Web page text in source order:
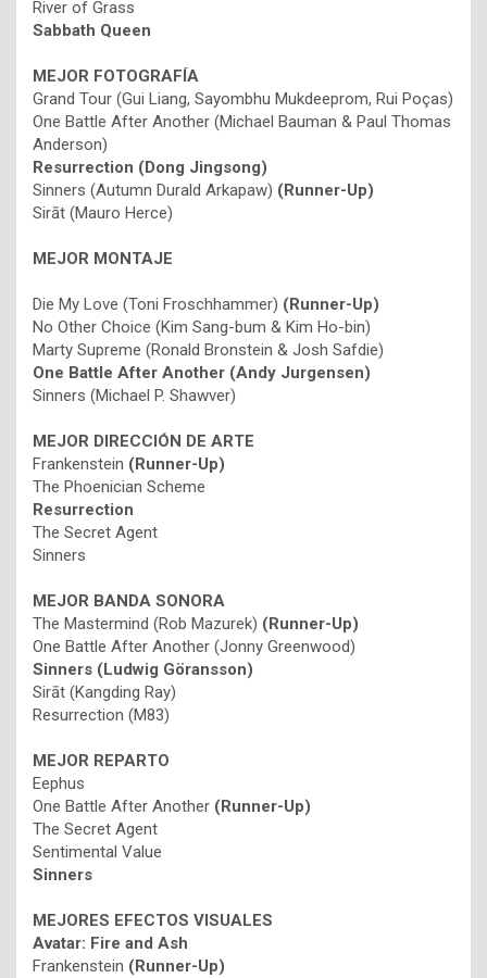
River of Grass
Sabbath Queen
MEJOR FOTOGRAFÍA
Grand Tour (Gui Liang, Sayombhu Mukdeeprom, Rui Poças)
One Battle After Another (Michael Bauman & Paul Thomas
Anderson)
Resurrection (Dong Jingsong)
Sinners (Autumn Durald Arkapaw) (Runner-Up)
Sirāt (Mauro Herce)
MEJOR MONTAJE
Die My Love (Toni Froschhammer) (Runner-Up)
No Other Choice (Kim Sang-bum & Kim Ho-bin)
Marty Supreme (Ronald Bronstein & Josh Safdie)
One Battle After Another (Andy Jurgensen)
Sinners (Michael P. Shawver)
MEJOR DIRECCIÓN DE ARTE
Frankenstein (Runner-Up)
The Phoenician Scheme
Resurrection
The Secret Agent
Sinners
MEJOR BANDA SONORA
The Mastermind (Rob Mazurek) (Runner-Up)
One Battle After Another (Jonny Greenwood)
Sinners (Ludwig Göransson)
Sirāt (Kangding Ray)
Resurrection (M83)
MEJOR REPARTO
Eephus
One Battle After Another (Runner-Up)
The Secret Agent
Sentimental Value
Sinners
MEJORES EFECTOS VISUALES
Avatar: Fire and Ash
Frankenstein (Runner-Up)